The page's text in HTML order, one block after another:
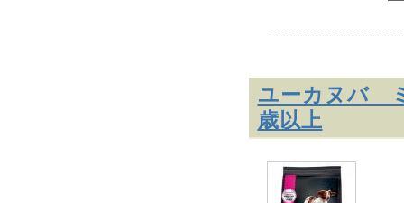
ユーカヌバ
歳以上